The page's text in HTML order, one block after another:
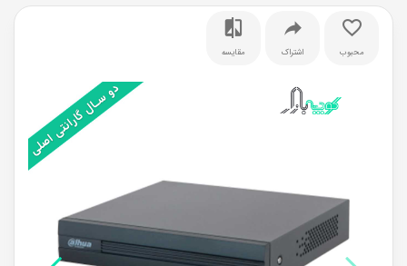
محبوب اشتراک مقایسه